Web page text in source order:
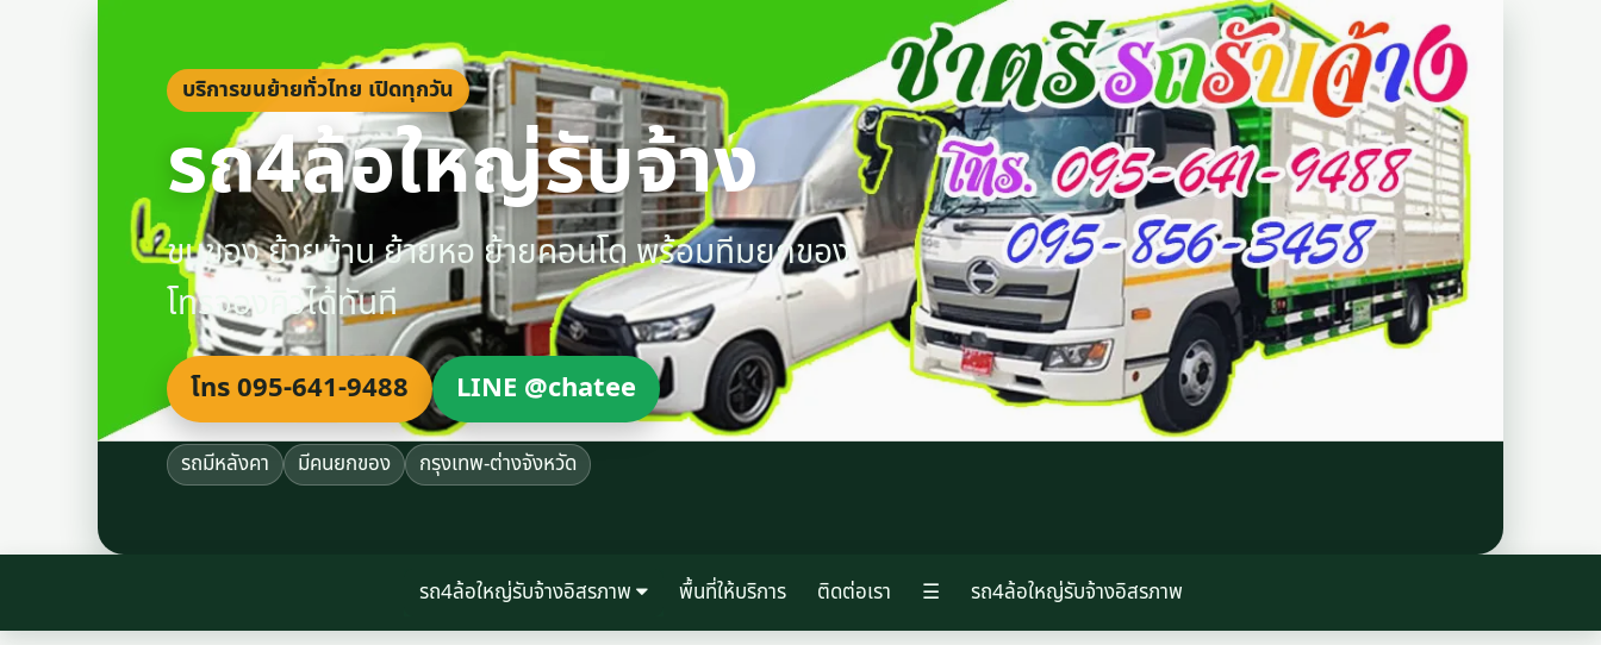
บริการขนย้ายทั่วไทย เปิดทุกวัน
รถ4ล้อใหญ่รับจ้าง
ขนของ ย้ายบ้าน ย้ายหอ ย้ายคอนโด พร้อมทีมยกของ
โทรจองคิวได้ทันที
โทร 095-641-9488 LINE @chatee
รถมีหลังคา มีคนยกของ กรุงเทพ-ต่างจังหวัด
รถ4ล้อใหญ่รับจ้างอิสรภาพ พื้นที่ให้บริการ ติดต่อเรา ☰ รถ4ล้อใหญ่รับจ้างอิสรภาพ